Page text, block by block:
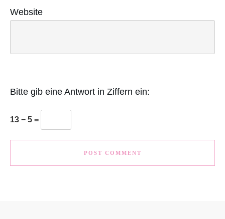
Website
Bitte gib eine Antwort in Ziffern ein:
13 − 5 =
POST COMMENT